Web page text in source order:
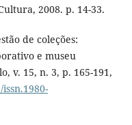
2008. p. 14-33.
de coleções:
e museu
v. 15, n. 3, p. 165-191,